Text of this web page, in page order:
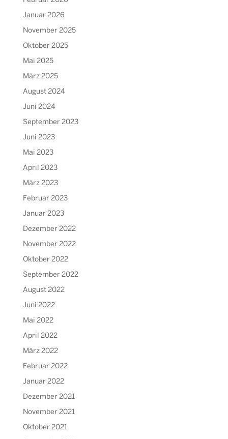
Januar 2026
November 2025
Oktober 2025
Mai 2025
März 2025
August 2024
Juni 2024
September 2023
Juni 2023
Mai 2023
April 2023
März 2023
Februar 2023
Januar 2023
Dezember 2022
November 2022
Oktober 2022
September 2022
August 2022
Juni 2022
Mai 2022
April 2022
März 2022
Februar 2022
Januar 2022
Dezember 2021
November 2021
Oktober 2021